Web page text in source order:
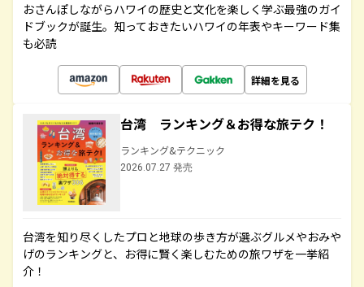
おさんぽしながらハワイの歴史と文化を楽しく学ぶ最強のガイ
ドブックが誕生。知っておきたいハワイの年表やキーワード集
も必読
詳細を見る
台湾 ランキング＆お得な旅テク！
ランキング&テクニック
2026.07.27 発売
台湾を知り尽くしたプロと地球の歩き方が選ぶグルメやおみや
げのランキングと、お得に賢く楽しむための旅ワザを一挙紹
介！